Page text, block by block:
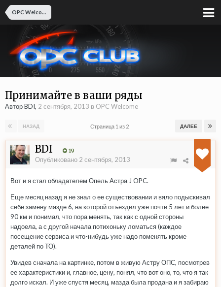
OPC Welcome
Принимайте в ваши ряды
Автор BDI, 2 сентября, 2013 в OPC Welcome
НАЗАД ДАЛЕЕ
Страница 1 из 2
BDI 19
Опубликовано 2 сентября, 2013
Вот и я стал обладателем Опель Астра J OPC.
Еще месяц назад я не знал о ее существовании и вяло подыскивал
себе замену мазде 6, на которой отъездил уже почти 5 лет и более
90 км и понимал, что пора менять, так как с одной стороны
надоела, а с другой начала потихоньку ломаться (каждое
посещение сервиса и что-нибудь уже надо поменять кроме
деталей по ТО).
Увидев сначала на картинке, потом в живую Астру ОПС, посмотрев
ее характеристики и, главное, цену, понял, что вот оно, то, что я так
долго искал. И уже спустя месяц, мазда была продана и я забираю